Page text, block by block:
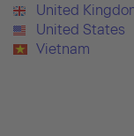
United
United States
Vietnam